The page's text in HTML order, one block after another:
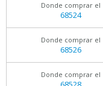
Donde comprar el
68524
Donde comprar el
68526
Donde comprar el